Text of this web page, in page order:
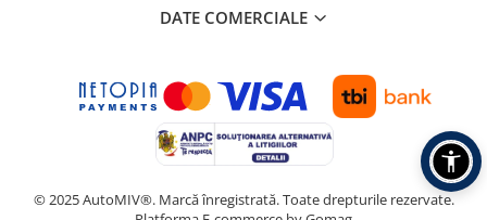
DATE COMERCIALE
© 2025 AutoMIV®. Marcă înregistrată. Toate drepturile rezervate.